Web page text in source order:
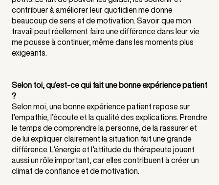
contribuer à améliorer leur quotidien me donne
beaucoup de sens et de motivation. Savoir que mon
travail peut réellement faire une différence dans leur vie
me pousse à continuer, même dans les moments plus
exigeants.
Selon toi, qu’est-ce qui fait une bonne expérience patient
?
Selon moi, une bonne expérience patient repose sur
l’empathie, l’écoute et la qualité des explications. Prendre
le temps de comprendre la personne, de la rassurer et
de lui expliquer clairement la situation fait une grande
différence. L’énergie et l’attitude du thérapeute jouent
aussi un rôle important, car elles contribuent à créer un
climat de confiance et de motivation.